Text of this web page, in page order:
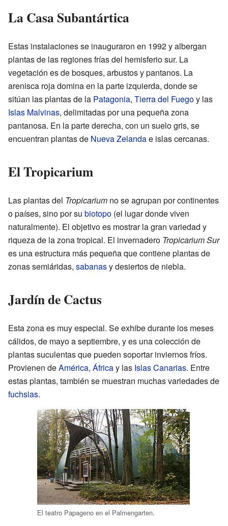
La Casa Subantártica
Estas instalaciones se inauguraron en 1992 y albergan
plantas de las regiones frías del hemisferio sur. La
vegetación es de bosques, arbustos y pantanos. La
arenisca roja domina en la parte izquierda, donde se
sitúan las plantas de la Patagonia, Tierra del Fuegoy las
Islas Malvinas, delimitadas por una pequeña zona
pantanosa. En la parte derecha, con un suelo gris, se
encuentran plantas de Nueva Zelandae islas cercanas.
El Tropicarium
Las plantas del Tropicarium no se agrupan por continentes
o países, sino por su biotopo (el lugar donde viven
naturalmente). El objetivo es mostrar la gran variedad y
riqueza de la zona tropical. El invernadero Tropicarium Sur
es una estructura más pequeña que contiene plantas de
zonas semiáridas, sabanasy desiertos de niebla.
Jardín de Cactus
Esta zona es muy especial. Se exhibe durante los meses
cálidos, de mayo a septiembre, y es una colección de
plantas suculentas que pueden soportar inviernos fríos.
Provienen deAmérica, Áfricay las Islas Canarias. Entre
estas plantas, también se muestran muchas variedades de
fuchsias.
El teatro Papageno en el Palmengarten.